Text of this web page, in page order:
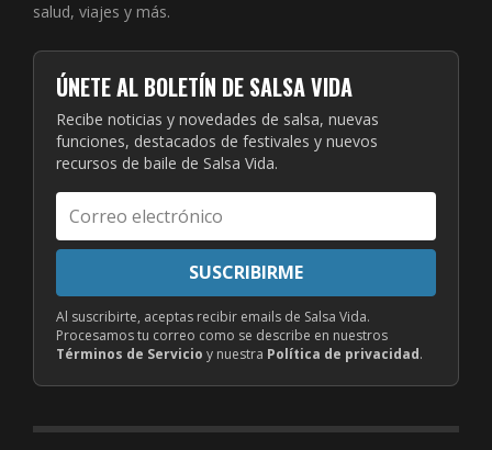
salud, viajes y más.
ÚNETE AL BOLETÍN DE SALSA VIDA
Recibe noticias y novedades de salsa, nuevas
funciones, destacados de festivales y nuevos
recursos de baile de Salsa Vida.
Correo
electrónico
SUSCRIBIRME
Al suscribirte, aceptas recibir emails de Salsa Vida.
Procesamos tu correo como se describe en nuestros
Términos de Servicio y nuestra Política de privacidad.